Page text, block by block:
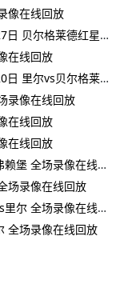
像在线回放
【欧联杯1/8决赛附加赛次回合】2026年02月27日 贝尔格莱德红星vs里尔 全场录像在线回放
在线回放
【欧联杯1/8决赛附加赛首回合】2026年02月20日 里尔vs贝尔格莱德红星 全场录像在线回放
录像在线回放
在线回放
在线回放
【欧联杯联赛阶段】2026年01月30日 里尔vs弗赖堡 全场录像在线回放
场录像在线回放
【欧联杯联赛阶段】2026年01月23日 塞尔塔vs里尔 全场录像在线回放
全场录像在线回放